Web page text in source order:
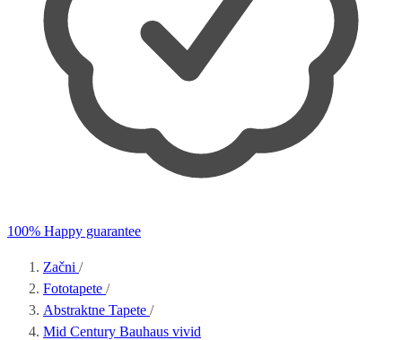
100% Happy guarantee
Začni /
Fototapete /
Abstraktne Tapete /
Mid Century Bauhaus vivid